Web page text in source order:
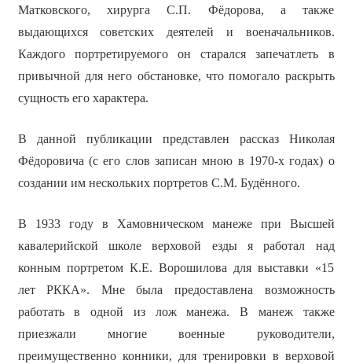
Матковского, хирурга С.П. Фёдорова, а также
выдающихся советских деятелей и военачальников.
Каждого портретируемого он старался запечатлеть в
привычной для него обстановке, что помогало раскрыть
сущность его характера.
В данной публикации представлен рассказ Николая
Фёдоровича (с его слов записан мною в 1970-х годах) о
создании им нескольких портретов С.М. Будённого.
В 1933 году в Хамовническом манеже при Высшей
кавалерийской школе верховой езды я работал над
конным портретом К.Е. Ворошилова для выставки «15
лет РККА». Мне была предоставлена возможность
работать в одной из лож манежа. В манеж также
приезжали многие военные руководители,
преимущественно конники, для тренировки в верховой